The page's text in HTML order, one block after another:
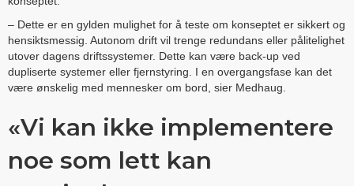
– Dette er en gylden mulighet for å teste om konseptet er sikkert og
hensiktsmessig. Autonom drift vil trenge redundans eller pålitelighet
utover dagens driftssystemer. Dette kan være back-up ved
dupliserte systemer eller fjernstyring. I en overgangsfase kan det
være ønskelig med mennesker om bord, sier Medhaug.
«Vi kan ikke implementere
noe som lett kan